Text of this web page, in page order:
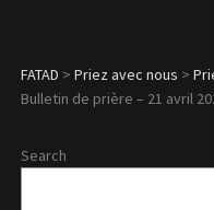
FATAD > Priez avec nous >
Bulletin de prière – 21 avril
Search